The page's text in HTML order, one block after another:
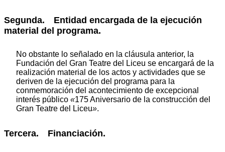
Segunda. Entidad encargada de la ejecución
material del programa.
No obstante lo señalado en la cláusula anterior, la
Fundación del Gran Teatre del Liceu se encargará de la
realización material de los actos y actividades que se
deriven de la ejecución del programa para la
conmemoración del acontecimiento de excepcional
interés público «175 Aniversario de la construcción del
Gran Teatre del Liceu».
Tercera. Financiación.